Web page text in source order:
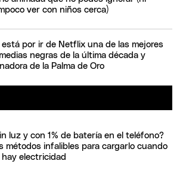
ver con niños cerca)
está por ir de Netflix una de las mejores
negras de la última década y
de la Palma de Oro
luz y con 1% de batería en el teléfono?
métodos infalibles para cargarlo cuando
hay electricidad